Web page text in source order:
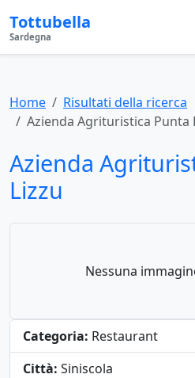
Tottubella
Sardegna
Home
Risultati della ricerca
Azienda Agrituristica Punta
Azienda
Lizzu
Nessuna
Categoria: Restaurant
Città: Siniscola